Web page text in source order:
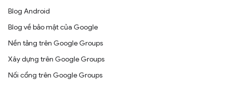
Blog Android
Blog về bảo mật của Google
Nền tảng trên Google Groups
Xây dựng trên Google Groups
Nối cổng trên Google Groups